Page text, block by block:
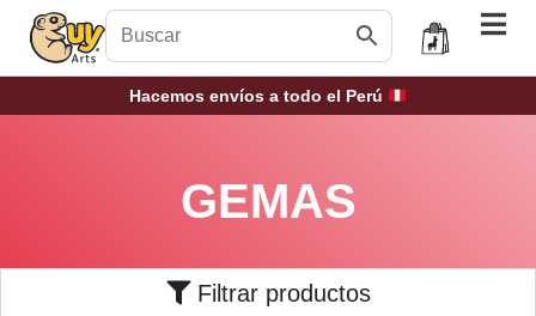
Hacemos envíos a todo el Perú
GEMAS
Filtrar productos